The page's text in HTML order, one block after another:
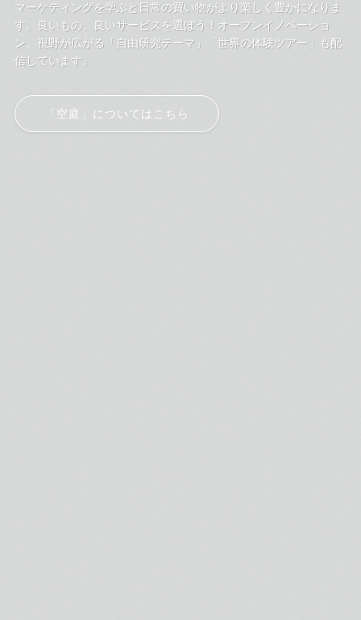
マーケティングを学ぶと日常の買い物がより楽しく豊かになりま
す。良いもの、良いサービスを選ぼう！オープンイノベーショ
ン、視野が広がる「自由研究テーマ」「世界の体験ツアー」も配
信しています。
「空庭」についてはこちら